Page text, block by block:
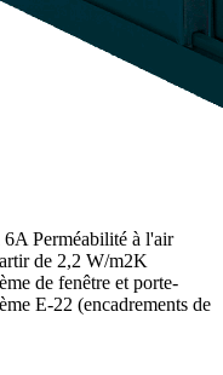
6A Perméabilité à l'air
de 2,2 W/m2K
de fenêtre et porte-
E-22 (encadrements de